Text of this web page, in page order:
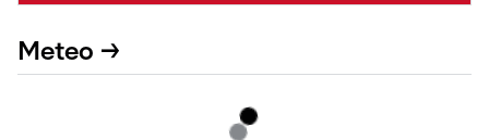
Meteo →